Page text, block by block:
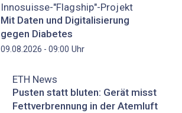
Innosuisse-"Flagship"-Projekt
Mit Daten und Digitalisierung
gegen Diabetes
09.08.2026 - 09:00 Uhr
ETH News
Pusten statt bluten: Gerät misst
Fettverbrennung in der Atemluft